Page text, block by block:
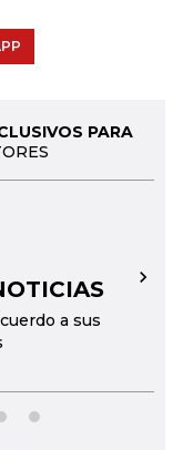
PARA
a sus
→